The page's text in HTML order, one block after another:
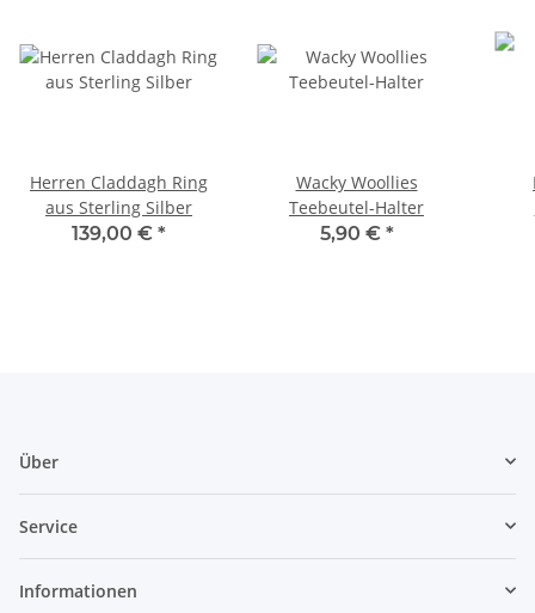
Herren Claddagh Ring
aus Sterling Silber
139,00 € *
Wacky Woollies
Teebeutel-Halter
5,90 € *
Über
Service
Informationen